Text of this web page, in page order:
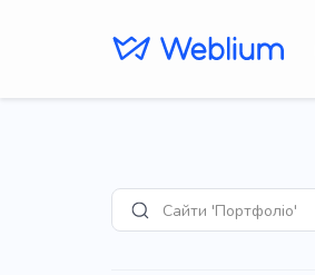
ПошукСайти 'Портфоліо'